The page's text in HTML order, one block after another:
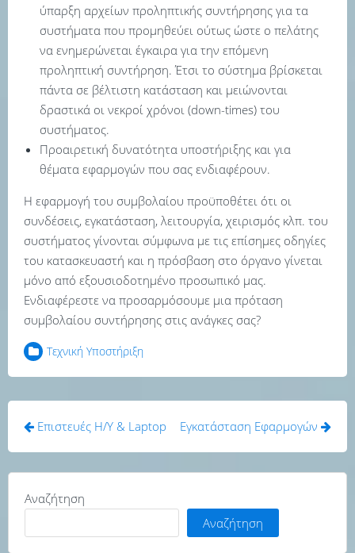
ύπαρξη αρχείων προληπτικής συντήρησης για τα
συστήματα που προμηθεύει ούτως ώστε ο πελάτης
να ενημερώνεται έγκαιρα για την επόμενη
προληπτική συντήρηση. Έτσι το σύστημα βρίσκεται
πάντα σε βέλτιστη κατάσταση και μειώνονται
δραστικά οι νεκροί χρόνοι (down-times) του
συστήματος.
Προαιρετική δυνατότητα υποστήριξης και για
θέματα εφαρμογών που σας ενδιαφέρουν.
Η εφαρμογή του συμβολαίου προϋποθέτει ότι οι
συνδέσεις, εγκατάσταση, λειτουργία, χειρισμός κλπ. του
συστήματος γίνονται σύμφωνα με τις επίσημες οδηγίες
του κατασκευαστή και η πρόσβαση στο όργανο γίνεται
μόνο από εξουσιοδοτημένο προσωπικό μας.
Ενδιαφέρεστε να προσαρμόσουμε μια πρόταση
συμβολαίου συντήρησης στις ανάγκες σας?
Τεχνική Υποστήριξη
Πλοήγηση
άρθρων
Επιστευές Η/Υ & Laptop Εγκατάσταση Εφαρμογών
Αναζήτηση
Αναζήτηση